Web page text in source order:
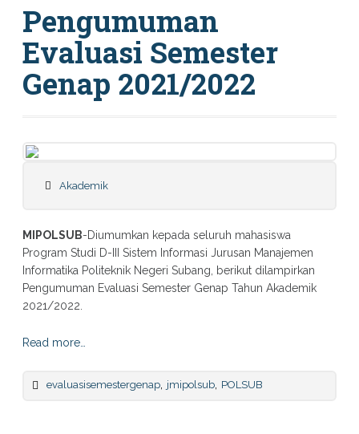
Pengumuman
Evaluasi Semester
Genap 2021/2022
Akademik
MIPOLSUB-Diumumkan kepada seluruh mahasiswa
Program Studi D-III Sistem Informasi Jurusan Manajemen
Informatika Politeknik Negeri Subang, berikut dilampirkan
Pengumuman Evaluasi Semester Genap Tahun Akademik
2021/2022.
Read more…
evaluasisemestergenap, jmipolsub, POLSUB